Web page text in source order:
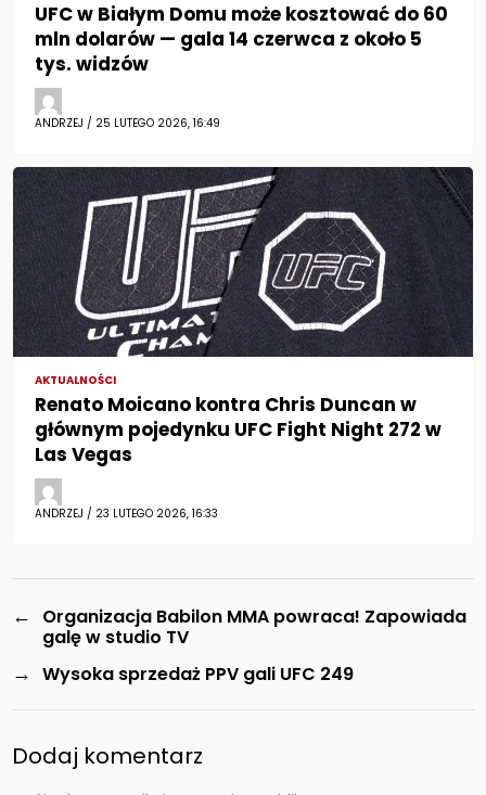
UFC w Białym Domu może kosztować do 60
mln dolarów — gala 14 czerwca z około 5
tys. widzów
ANDRZEJ / 25 LUTEGO 2026, 16:49
AKTUALNOŚCI
Renato Moicano kontra Chris Duncan w
głównym pojedynku UFC Fight Night 272 w
Las Vegas
ANDRZEJ / 23 LUTEGO 2026, 16:33
←
Organizacja Babilon MMA powraca! Zapowiada
galę w studio TV
→ Wysoka sprzedaż PPV gali UFC 249
Dodaj komentarz